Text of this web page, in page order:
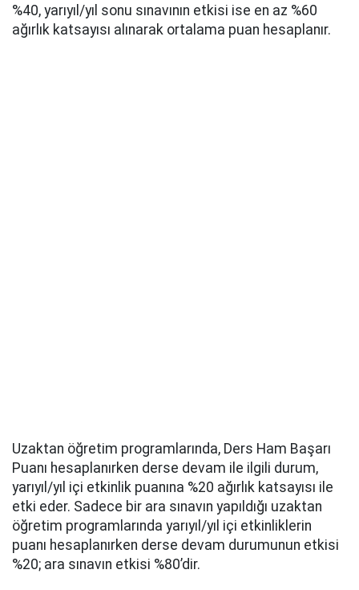
%40, yarıyıl/yıl sonu sınavının etkisi ise en az %60
ağırlık katsayısı alınarak ortalama puan hesaplanır.
Uzaktan öğretim programlarında, Ders Ham Başarı
Puanı hesaplanırken derse devam ile ilgili durum,
yarıyıl/yıl içi etkinlik puanına %20 ağırlık katsayısı ile
etki eder. Sadece bir ara sınavın yapıldığı uzaktan
öğretim programlarında yarıyıl/yıl içi etkinliklerin
puanı hesaplanırken derse devam durumunun etkisi
%20; ara sınavın etkisi %80’dir.